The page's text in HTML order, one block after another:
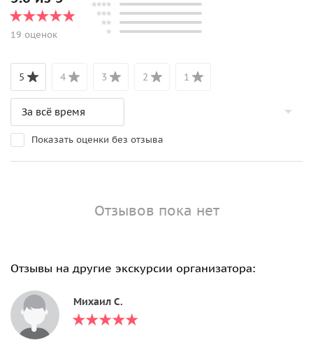
19 оценок
5 4 3 2 1
Показать оценки без отзыва
Отзывов пока нет
Отзывы на другие экскурсии организатора:
Михаил С.